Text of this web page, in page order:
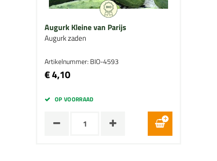
Augurk Kleine van Parijs
Augurk zaden
Artikelnummer: BIO-4593
€ 4,10
OP VOORRAAD